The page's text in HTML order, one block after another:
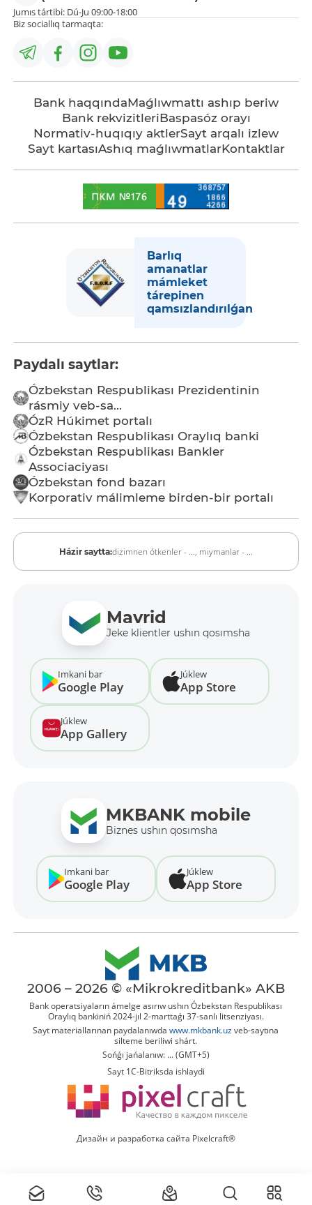
Jumıs tártibi: Dú-Ju 09:00-18:00
Biz sociallıq tarmaqta:
Bank haqqındaMaǵlıwmattı ashıp beriw
Bank rekvizitleriBaspasóz orayı
Normativ-huqıqıy aktlerSayt arqalı izlew
Sayt kartasıAshıq maǵlıwmatlarKontaktlar
Barlıq
amanatlar
mámleket
tárepinen
qamsızlandırılǵan
Paydalı saytlar:
Ózbekstan Respublikası Prezidentinin
rásmiy veb-sa...
ÓzR Húkimet portalı
Ózbekstan Respublikası Oraylıq banki
Ózbekstan Respublikası Bankler
Associaciyası
Ózbekstan fond bazarı
Korporativ málimleme birden-bir portalı
Házir saytta:dizimnen ótkenler - ..., miymanlar - ...
Mavrid
Jeke klientler ushın qosımsha
Imkani bar
Google Play
Júklew
App Store
Júklew
App Gallery
MKBANK mobile
Biznes ushın qosımsha
Imkani bar
Google Play
Júklew
App Store
2006 – 2026 © «Mikrokreditbank» AKB
Bank operatsiyaların ámelge asırıw ushın Ózbekstan Respublikası
Oraylıq bankiniń 2024-jıl 2-marttaǵı 37-sanlı litsenziyası.
Sayt materiallarınan paydalanıwdawww.mkbank.uz veb-saytına
silteme beriliwi shárt.
Sońǵı jańalanıw: ... (GMT+5)
Sayt 1C-Bitriksda ishlaydi
Дизайн и разработка сайта Pixelcraft®